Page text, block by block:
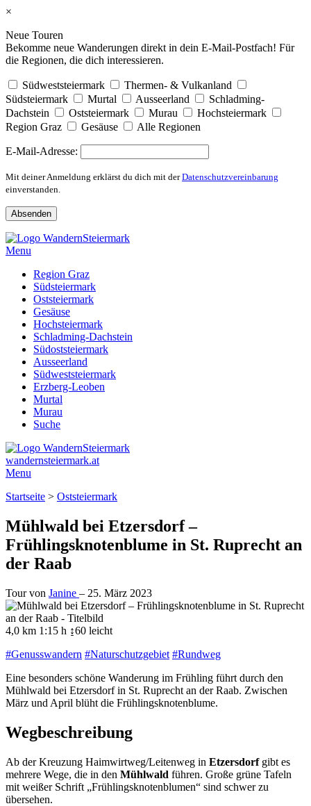
×
Neue Touren
Bekomme neue Wanderungen direkt in dein E-Mail-Postfach! Für
die Regionen, die dich interessieren.
Südweststeiermark
Thermen- & Vulkanland
Südsteiermark
Murtal Ausseerland
Schladming-
Dachstein
Oststeiermark Murau
Hochsteiermark
Region Graz
Gesäuse Alle Regionen
E-Mail-Adresse:
Mit deiner Anmeldung erklärst du dich mit derDatenschutzvereinbarung
einverstanden.
Skip
to
Menu
Region Graz
Südsteiermark
Oststeiermark
Gesäuse
Hochsteiermark
Schladming-Dachstein
Südoststeiermark
Ausseerland
Südweststeiermark
Erzberg-Leoben
Murtal
Murau
Suche
wandernsteiermark.at
Menu
Startseite > Oststeiermark
Mühlwald bei Etzersdorf –
Frühlingsknotenblume in St. Ruprecht an
der Raab
Tour von Janine – 25. März 2023
4,0 km 1:15 h ↨60 leicht
#Genusswandern #Naturschutzgebiet #Rundweg
Eine besonders schöne Wanderung im Frühling führt durch den
Mühlwald bei Etzersdorf in St. Ruprecht an der Raab. Zwischen
März und April blüht die Frühlingsknotenblume.
Wegbeschreibung
Ab der Kreuzung Haimwirtweg/Leitenweg in Etzersdorfgibt es
mehrere Wege, die in den Mühlwald führen. Große grüne Tafeln
mit weißer Schrift „Frühlingsknotenblumen“ sind schwer zu
übersehen.